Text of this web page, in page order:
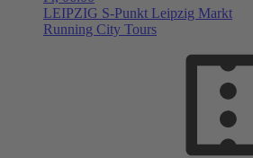
LEIPZIG S-Punkt Leipzig Markt
Running City Tours